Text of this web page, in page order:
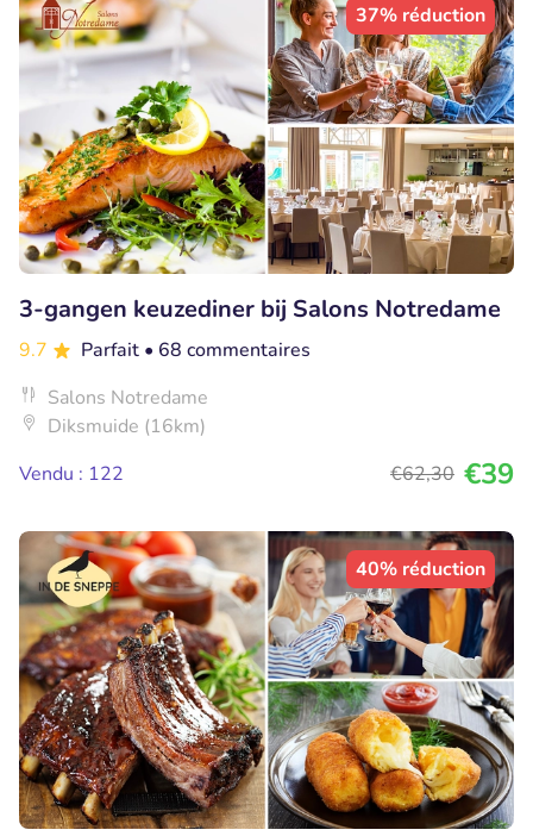
37% réduction
3-gangen keuzediner bij Salons Notredame
9.7 Parfait • 68 commentaires
Salons Notredame
Diksmuide (16km)
Vendu : 122
€62,30 €39
40% réduction